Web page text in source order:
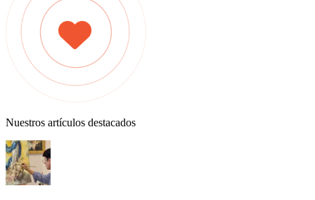
Nuestros artículos destacados